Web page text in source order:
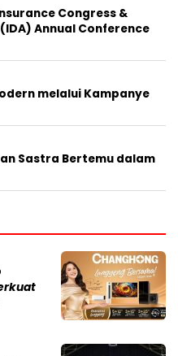
Congress &
Annual Conference
melalui Kampanye
Sastra Bertemu dalam